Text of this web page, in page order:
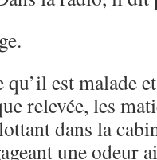
est malade
relevée, les
dans la
une odeur